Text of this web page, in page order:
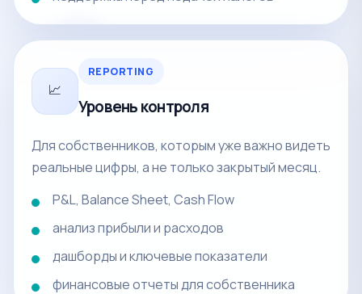
📈
REPORTING
Уровень контроля
Для собственников, которым уже важно видеть
реальные цифры, а не только закрытый месяц.
P&L, Balance Sheet, Cash Flow
анализ прибыли и расходов
дашборды и ключевые показатели
финансовые отчеты для собственника